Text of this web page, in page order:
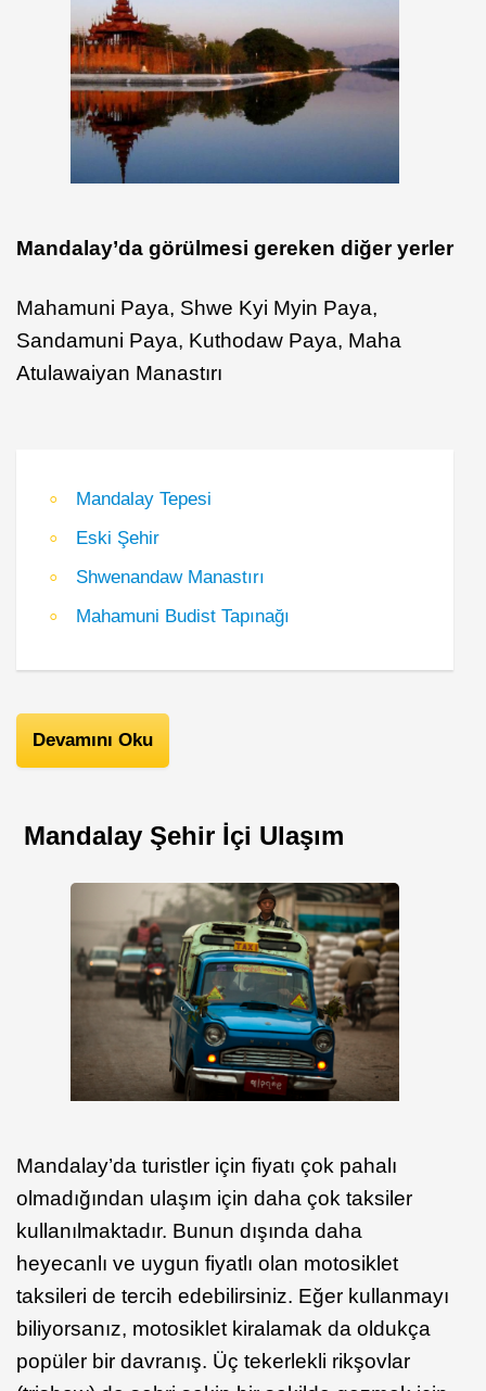
Mandalay’da görülmesi gereken diğer yerler
Mahamuni Paya, Shwe Kyi Myin Paya,
Sandamuni Paya, Kuthodaw Paya, Maha
Atulawaiyan Manastırı
Mandalay Tepesi
Eski Şehir
Shwenandaw Manastırı
Mahamuni Budist Tapınağı
Devamını Oku
Mandalay Şehir İçi Ulaşım
Mandalay’da turistler için fiyatı çok pahalı
olmadığından ulaşım için daha çok taksiler
kullanılmaktadır. Bunun dışında daha
heyecanlı ve uygun fiyatlı olan motosiklet
taksileri de tercih edebilirsiniz. Eğer kullanmayı
biliyorsanız, motosiklet kiralamak da oldukça
popüler bir davranış. Üç tekerlekli rikşovlar